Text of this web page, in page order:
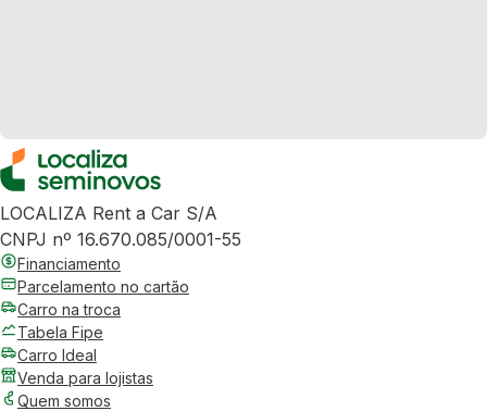
LOCALIZA Rent a Car S/A
CNPJ nº 16.670.085/0001-55
Financiamento
Parcelamento no cartão
Carro na troca
Tabela Fipe
Carro Ideal
Venda para lojistas
Quem somos